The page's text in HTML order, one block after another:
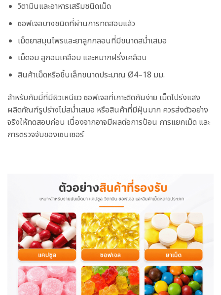
วิตามินและอาหารเสริมชนิดเม็ด
ซอฟเจลบางชนิดที่ผ่านการทดสอบแล้ว
เม็ดยาสมุนไพรและยาลูกกลอนที่มีขนาดสม่ำเสมอ
เม็ดอม ลูกอมเคลือบ และหมากฝรั่งเคลือบ
สินค้าเม็ดหรือชิ้นเล็กขนาดประมาณ Ø4–18 มม.
สำหรับกัมมี่ที่มีผิวเหนียว ซอฟเจลที่เกาะติดกันง่าย เม็ดโปร่งแสง
ผลิตภัณฑ์รูปร่างไม่สม่ำเสมอ หรือสินค้าที่มีฝุ่นมาก ควรส่งตัวอย่าง
จริงให้ทดสอบก่อน เนื่องจากอาจมีผลต่อการป้อน การแยกเม็ด และ
การตรวจจับของเซนเซอร์